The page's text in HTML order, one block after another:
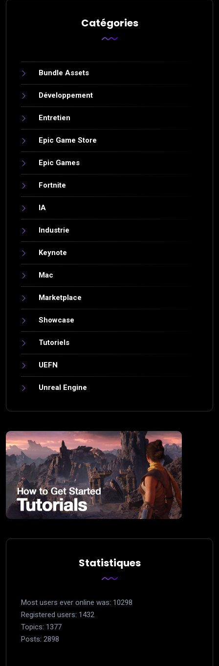
Catégories
Bundle Assets
Développement
Entretien
Epic Game Store
Epic Games
Fortnite
IA
Industrie
Keynote
Mac
Marketplace
Showcase
Tutoriels
UEFN
Unreal Engine
Statistiques
Most users ever online was: 10298
Registered users: 1432
Topics: 1377
Posts: 2898